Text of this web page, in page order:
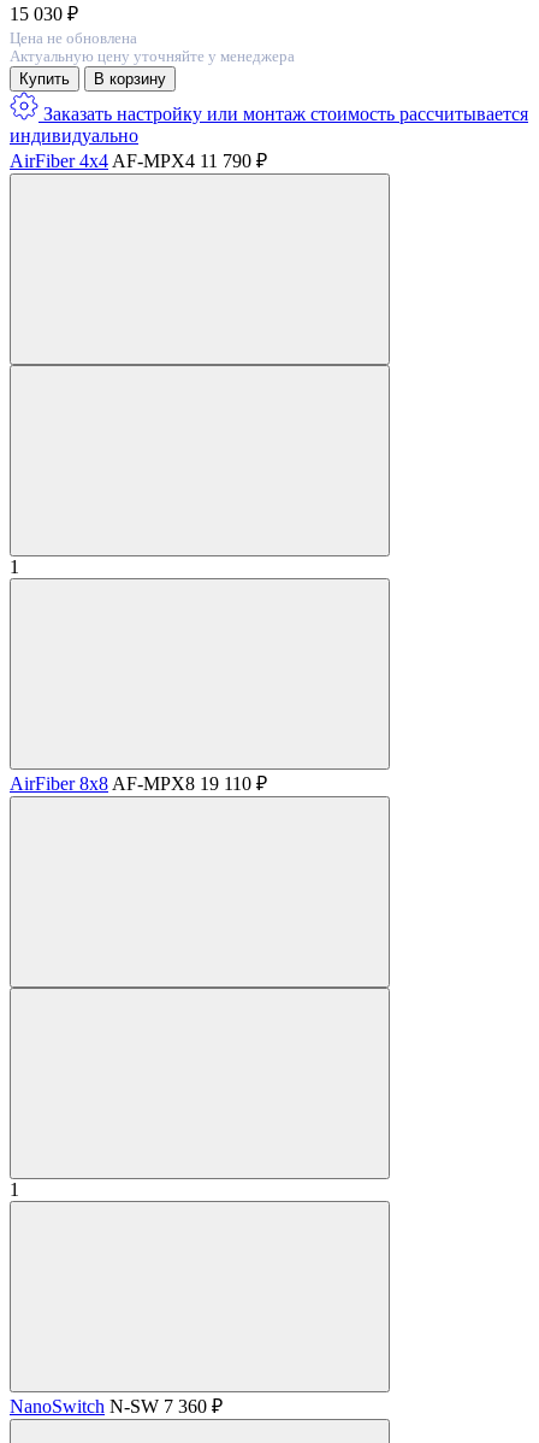
15 030 ₽
Цена не обновлена
Актуальную цену уточняйте у менеджера
Купить В корзину
Заказать настройку или монтаж стоимость расcчитывается
индивидуально
AirFiber 4x4 AF-MPX4 11 790 ₽
1
AirFiber 8x8 AF-MPX8 19 110 ₽
1
NanoSwitch N-SW 7 360 ₽